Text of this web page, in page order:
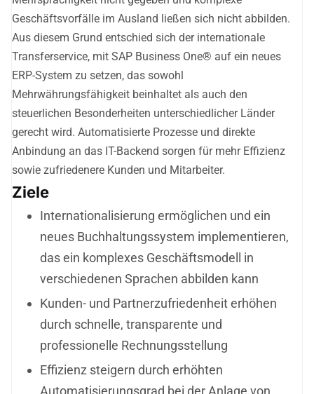
Geschäftsvorfälle im Ausland ließen sich nicht abbilden.
Aus diesem Grund entschied sich der internationale
Transferservice, mit SAP Business One® auf ein neues
ERP-System zu setzen, das sowohl
Mehrwährungsfähigkeit beinhaltet als auch den
steuerlichen Besonderheiten unterschiedlicher Länder
gerecht wird. Automatisierte Prozesse und direkte
Anbindung an das IT-Backend sorgen für mehr Effizienz
sowie zufriedenere Kunden und Mitarbeiter.
Ziele
Internationalisierung ermöglichen und ein
neues Buchhaltungssystem implementieren,
das ein komplexes Geschäftsmodell in
verschiedenen Sprachen abbilden kann
Kunden- und Partnerzufriedenheit erhöhen
durch schnelle, transparente und
professionelle Rechnungsstellung
Effizienz steigern durch erhöhten
Automatisierungsgrad bei der Anlage von